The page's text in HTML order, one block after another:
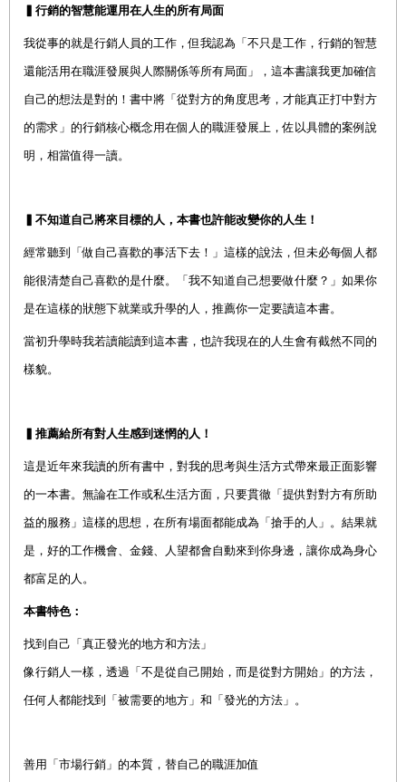
▍行銷的智慧能運用在人生的所有局面
我從事的就是行銷人員的工作，但我認為「不只是工作，行銷的智慧
還能活用在職涯發展與人際關係等所有局面」，這本書讓我更加確信
自己的想法是對的！書中將「從對方的角度思考，才能真正打中對方
的需求」的行銷核心概念用在個人的職涯發展上，佐以具體的案例說
明，相當值得一讀。
▍不知道自己將來目標的人，本書也許能改變你的人生！
經常聽到「做自己喜歡的事活下去！」這樣的說法，但未必每個人都
能很清楚自己喜歡的是什麼。「我不知道自己想要做什麼？」如果你
是在這樣的狀態下就業或升學的人，推薦你一定要讀這本書。
當初升學時我若讀能讀到這本書，也許我現在的人生會有截然不同的
樣貌。
▍推薦給所有對人生感到迷惘的人！
這是近年來我讀的所有書中，對我的思考與生活方式帶來最正面影響
的一本書。無論在工作或私生活方面，只要貫徹「提供對對方有所助
益的服務」這樣的思想，在所有場面都能成為「搶手的人」。結果就
是，好的工作機會、金錢、人望都會自動來到你身邊，讓你成為身心
都富足的人。
本書特色：
找到自己「真正發光的地方和方法」
像行銷人一樣，透過「不是從自己開始，而是從對方開始」的方法，
任何人都能找到「被需要的地方」和「發光的方法」。
善用「市場行銷」的本質，替自己的職涯加值